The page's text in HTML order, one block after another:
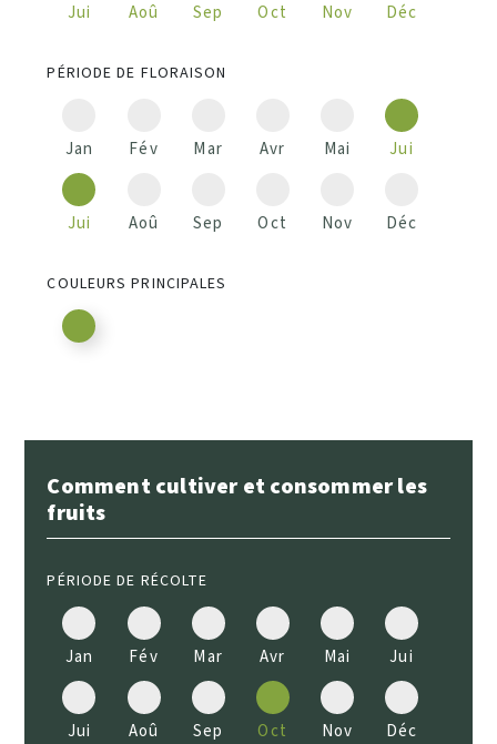
Jui Aoû Sep Oct Nov Déc
PÉRIODE DE FLORAISON
Jan Fév Mar Avr Mai Jui
Jui Aoû Sep Oct Nov Déc
COULEURS PRINCIPALES
Comment cultiver et consommer les
fruits
PÉRIODE DE RÉCOLTE
Jan Fév Mar Avr Mai Jui
Jui Aoû Sep Oct Nov Déc